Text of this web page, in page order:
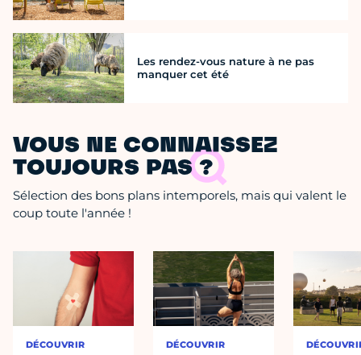
Les rendez-vous nature à ne pas
manquer cet été
VOUS NE CONNAISSEZ
TOUJOURS PAS ?
Sélection des bons plans intemporels, mais qui valent le
coup toute l'année !
DÉCOUVRIR DÉCOUVRIR